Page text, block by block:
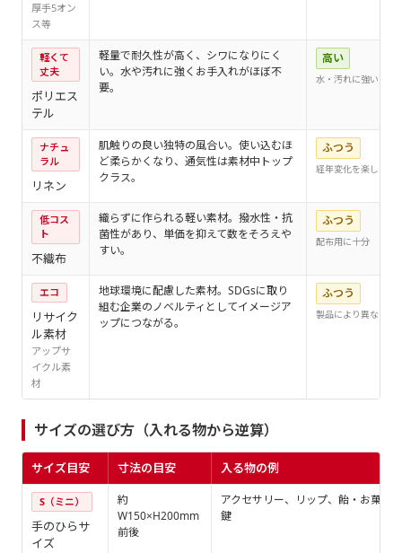
厚手5オン
ス等
軽くて
丈夫
ポリエス
テル
軽量で耐久性が高く、シワになりにく
い。水や汚れに強くお手入れがほぼ不
要。
高い
水・汚れに強い
ナチュ
ラル
リネン
肌触りの良い独特の風合い。使い込むほ
ど柔らかくなり、通気性は素材中トップ
クラス。
ふつう
経年変化を楽しめる
低コス
ト
不織布
織らずに作られる軽い素材。撥水性・抗
菌性があり、単価を抑えて数をそろえや
すい。
ふつう
配布用に十分
エコ
リサイク
ル素材
アップサ
イクル素
材
地球環境に配慮した素材。SDGsに取り
組む企業のノベルティとしてイメージア
ップにつながる。
ふつう
製品により異なる
サイズの選び方（入れる物から逆算）
サイズ目安 寸法の目安 入る物の例
S（ミニ）
手のひらサ
イズ
約
W150×H200mm
前後
アクセサリー、リップ、飴・お菓子、
鍵